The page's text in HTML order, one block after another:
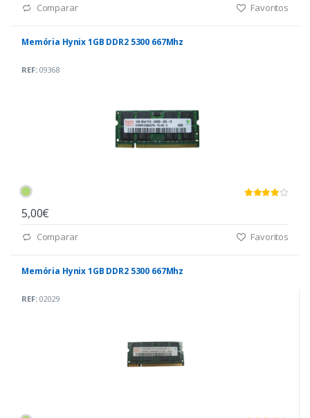
Comparar Favoritos
Memória Hynix 1GB DDR2 5300 667Mhz
REF:09368
5,00€
Comparar Favoritos
Memória Hynix 1GB DDR2 5300 667Mhz
REF:02029